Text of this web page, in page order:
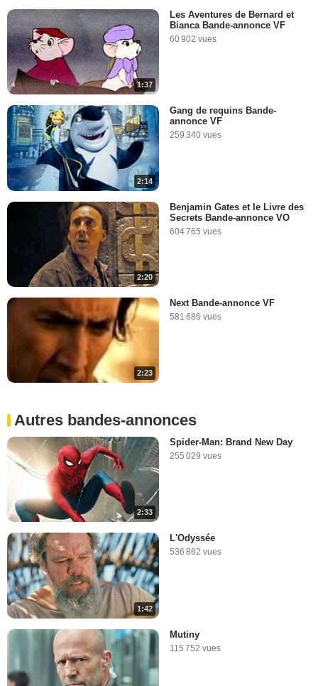
1:37
Les Aventures de Bernard et
Bianca Bande-annonce VF
60 902 vues
2:14
Gang de requins Bande-
annonce VF
259 340 vues
2:20
Benjamin Gates et le Livre des
Secrets Bande-annonce VO
604 765 vues
2:23
Next Bande-annonce VF
581 686 vues
Autres bandes-annonces
2:33
Spider-Man: Brand New Day
255 029 vues
1:42
L'Odyssée
536 862 vues
Mutiny
115 752 vues